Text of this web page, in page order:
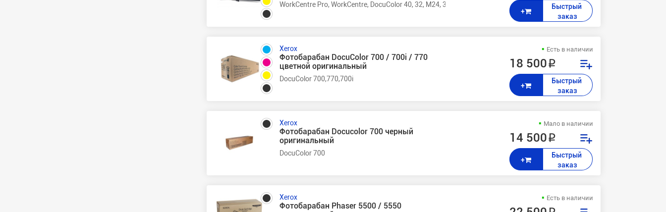
WorkCentre Pro, WorkCentre, DocuColor 40, 32, M24, 3535, 2240
+
Быстрый
заказ
Xerox
Фотобарабан DocuColor 700 / 700i / 770
цветной оригинальный
DocuColor 700,770,700i
Есть в наличии
18 500 ₽
+
Быстрый
заказ
Xerox
Фотобарабан Docucolor 700 черный
оригинальный
DocuColor 700
Мало в наличии
14 500 ₽
+
Быстрый
заказ
Xerox
Фотобарабан Phaser 5500 / 5550
Есть в наличии